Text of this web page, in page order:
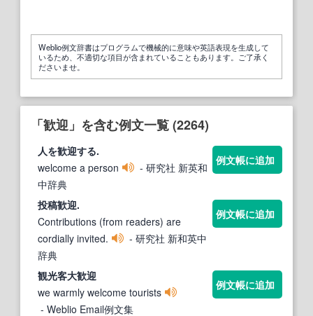
Weblio例文辞書はプログラムで機械的に意味や英語表現を生成して
いるため、不適切な項目が含まれていることもあります。ご了承く
ださいませ。
「歓迎」を含む例文一覧 (2264)
人を歓迎する.
welcome a person
- 研究社 新英和
中辞典
例文帳に追加
投稿歓迎.
Contributions (from readers) are
cordially invited.
- 研究社 新和英中
辞典
例文帳に追加
観光客大歓迎
we warmly welcome tourists
- Weblio Email例文集
例文帳に追加